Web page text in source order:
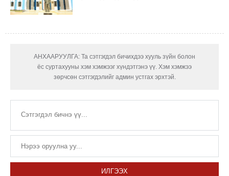
АНХААРУУЛГА: Та сэтгэгдэл бичихдээ хууль зүйн болон
ёс суртахууны хэм хэмжээг хүндэтгэнэ үү. Хэм хэмжээ
зөрчсөн сэтгэгдэлийг админ устгах эрхтэй.
ИЛГЭЭХ